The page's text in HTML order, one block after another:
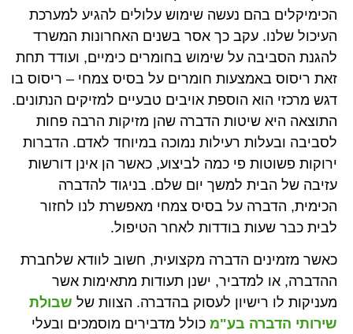
הכימיקלים בהם נעשה שימוש עלולים להגיע למערכת
העיכול שלנו. עקב כך אסר בשנים האחרונות המשרד
להגנת הסביבה על שימוש בחומרים כימיים, ועודד תחת
זאת ריסוס באמצעות חומרים על בסיס צמחי – ריסוס בו
דגש מרכזי הוא הוספת אויבים טבעיים למזיקים הנתונים.
התוצאה היא שיטות הדברה שהן מזיקות הרבה פחות
לסביבה ובעלות רעילות נמוכה במיוחד לאדם. הדברות
ירוקות פשוטות פי כמה לביצוע, כאשר הן אינן דורשות
עזיבה של הבית למשך יום שלם. בניגוד להדברה
הכימית, הדברה על בסיס צמחי מאפשרת לנו לחזור
לבית כבר שעות בודדות לאחר הטיפול.
כאשר מזמינים הדברה מקצועית, חשוב לוודא שלחברת
ההדברה, או למדביר, ישנן תעודות מתאימות אשר
מעניקות לו רישיון לעסוק בהדברה. הצוות של שבולת
שירותי הדברה בע"מ כולל מדבירים מוסמכים ובעלי